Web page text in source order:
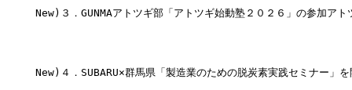
New)３．GUNMAアトツギ部「アトツギ始動塾２０２６」の参加アト
New)４．SUBARU×群馬県「製造業のための脱炭素実践セミナー」